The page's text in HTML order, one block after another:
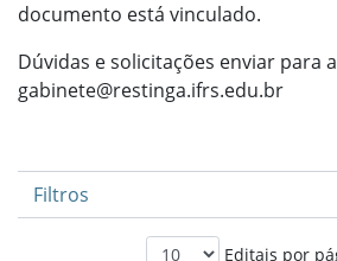
documento está vinculado.
Dúvidas e solicitações enviar para
gabinete@restinga.ifrs.edu.br
Filtros
Editais por